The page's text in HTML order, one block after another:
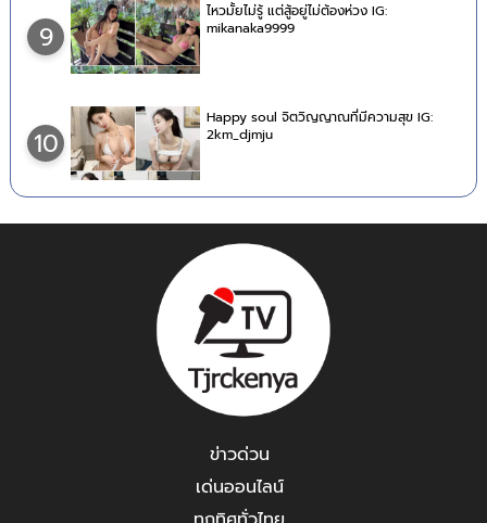
9
ไหวมั้ยไม่รู้ แต่สู้อยู่ไม่ต้องห่วง IG:
mikanaka9999
10
Happy soul จิตวิญญาณที่มีความสุข IG:
2km_djmju
ข่าวด่วน
เด่นออนไลน์